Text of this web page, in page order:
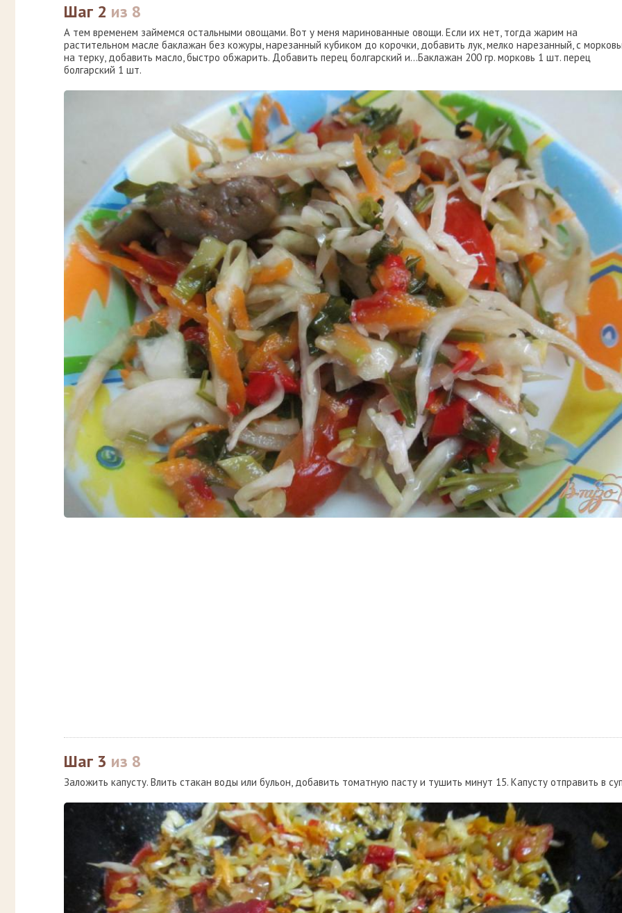
Шаг 2 из 8
А тем временем займемся остальными овощами. Вот у меня маринованные овощи. Если их нет, тогда жарим на
растительном масле баклажан без кожуры, нарезанный кубиком до корочки, добавить лук, мелко нарезанный, с
на терку, добавить масло, быстро обжарить. Добавить перец болгарский и...Баклажан 200 гр. морковь 1 шт. перец
болгарский 1 шт.
Шаг 3 из 8
Заложить капусту. Влить стакан воды или бульон, добавить томатную пасту и тушить минут 15. Капусту отправить в